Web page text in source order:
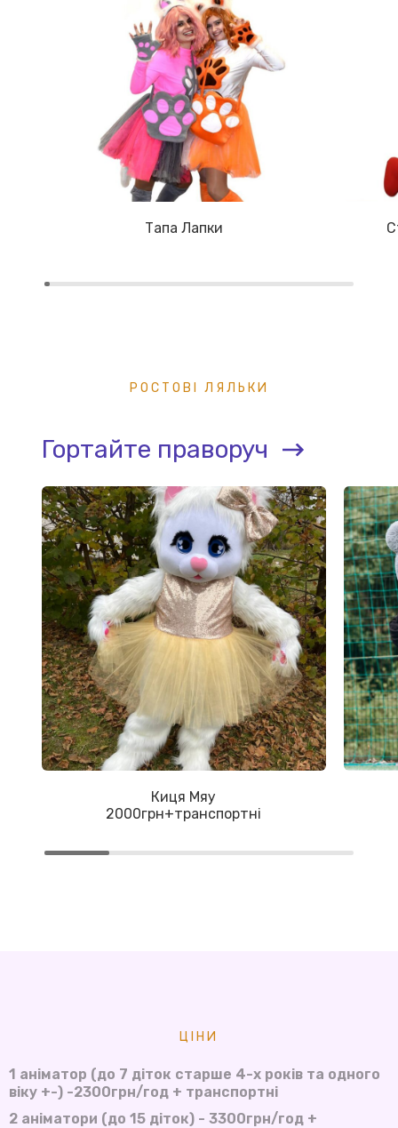
Тапа Лапки
РОСТОВІ ЛЯЛЬКИ
Гортайте праворуч
Киця Мяу
2000грн+транспортні
ЦІНИ
1 аніматор (до 7 діток старше 4-х років та одного
віку +-) -2300грн/год + транспортні
2 аніматори (до 15 діток) - 3300грн/год +